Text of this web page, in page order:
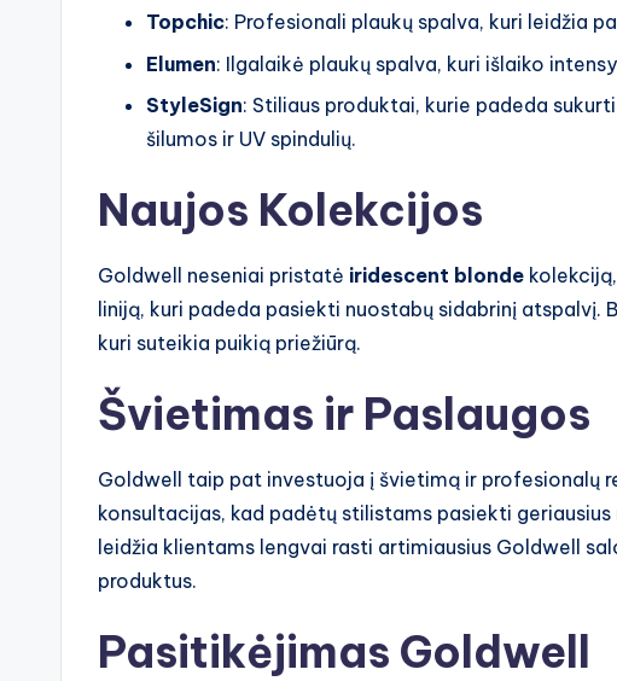
Topchic: Profesionali plaukų spalva, kuri leidžia
Elumen: Ilgalaikė plaukų spalva, kuri išlaiko
StyleSign: Stiliaus produktai, kurie padeda
šilumos ir UV spindulių.
Naujos Kolekcijos
Goldwell neseniai pristatė iridescent blonde
liniją, kuri padeda pasiekti nuostabų sidabrinį atspalvį.
kuri suteikia puikią priežiūrą.
Švietimas ir Paslaugos
Goldwell taip pat investuoja į švietimą ir profesionalų
konsultacijas, kad padėtų stilistams pasiekti geriausius
leidžia klientams lengvai rasti artimiausius Goldwell
produktus.
Pasitikėjimas Goldwell